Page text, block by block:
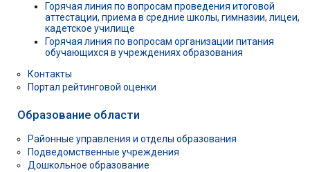
Горячая линия по вопросам проведения итоговой
аттестации, приема в средние школы, гимназии, лицеи,
кадетское училище
Горячая линия по вопросам организации питания
обучающихся в учреждениях образования
Контакты
Портал рейтинговой оценки
Образование области
Районные управления и отделы образования
Подведомственные учреждения
Дошкольное образование